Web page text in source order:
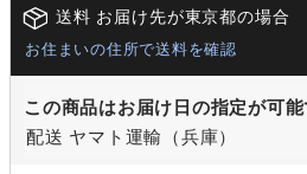
送料 お届け先が東京都の場合
お住まいの住所で送料を確認
この商品はお届け日の指定が可
配送 ヤマト運輸（兵庫）